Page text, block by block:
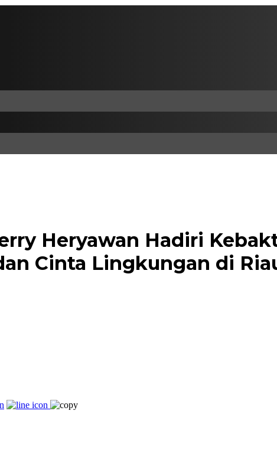
Heryawan Hadiri
Cinta Lingkungan di